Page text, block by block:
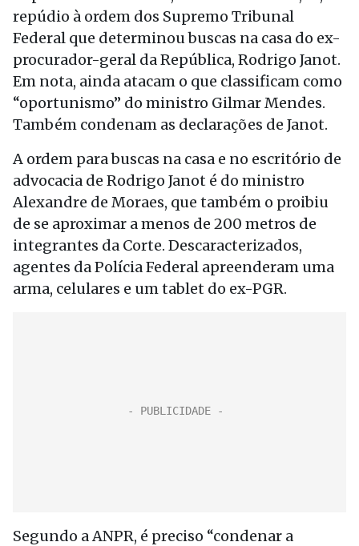
repúdio à ordem dos Supremo Tribunal
Federal que determinou buscas na casa do ex-
procurador-geral da República, Rodrigo Janot.
Em nota, ainda atacam o que classificam como
“oportunismo” do ministro Gilmar Mendes.
Também condenam as declarações de Janot.
A ordem para buscas na casa e no escritório de
advocacia de Rodrigo Janot é do ministro
Alexandre de Moraes, que também o proibiu
de se aproximar a menos de 200 metros de
integrantes da Corte. Descaracterizados,
agentes da Polícia Federal apreenderam uma
arma, celulares e um tablet do ex-PGR.
Segundo a ANPR, é preciso “condenar a